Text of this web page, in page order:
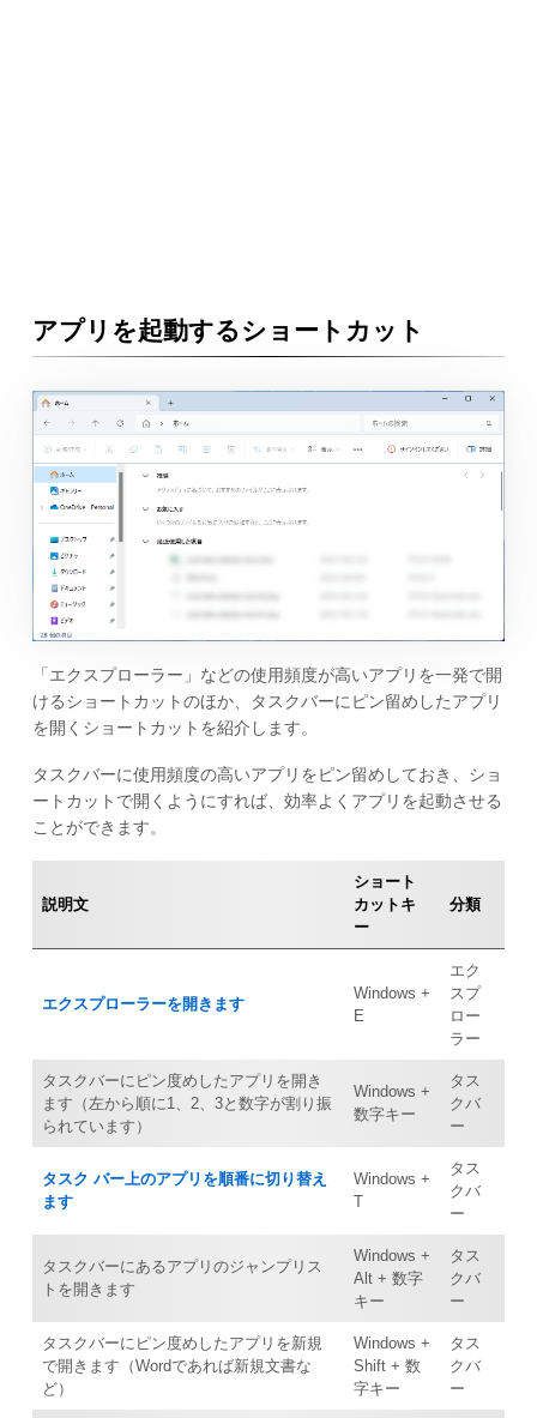
アプリを起動するショートカット
「エクスプローラー」などの使用頻度が高いアプリを一発で開
けるショートカットのほか、タスクバーにピン留めしたアプリ
を開くショートカットを紹介します。
タスクバーに使用頻度の高いアプリをピン留めしておき、ショ
ートカットで開くようにすれば、効率よくアプリを起動させる
ことができます。
説明文
ショート
カットキ
ー
分類
エクスプローラーを開きます
Windows +
E
エク
スプ
ロー
ラー
タスクバーにピン度めしたアプリを開き
ます（左から順に1、2、3と数字が割り振
られています）
Windows +
数字キー
タス
クバ
ー
タスク バー上のアプリを順番に切り替え
ます
Windows +
T
タス
クバ
ー
タスクバーにあるアプリのジャンプリス
トを開きます
Windows +
Alt + 数字
キー
タス
クバ
ー
タスクバーにピン度めしたアプリを新規
で開きます（Wordであれば新規文書な
ど）
Windows +
Shift + 数
字キー
タス
クバ
ー